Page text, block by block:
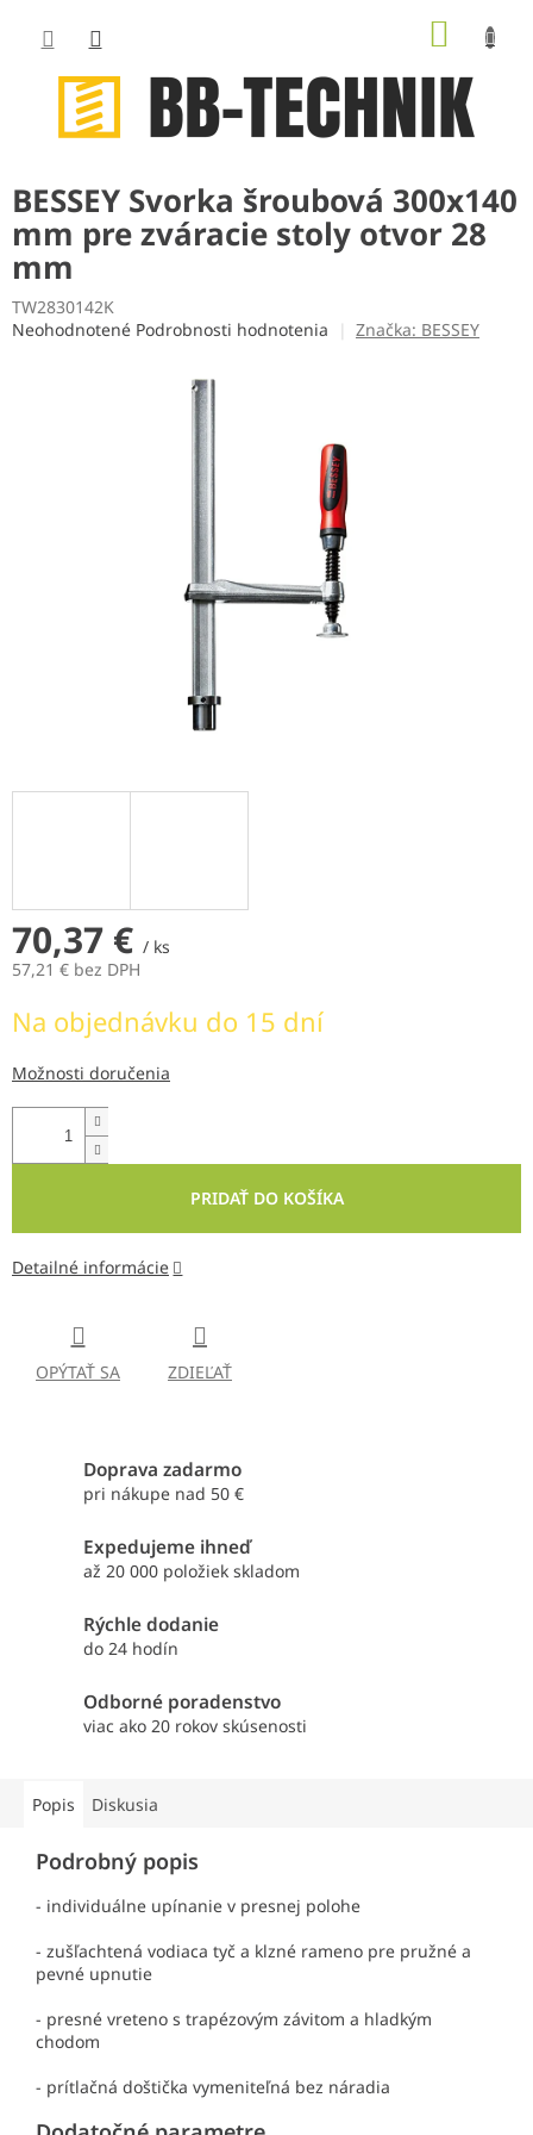
obsah
BESSEY Svorka šroubová 300x140
mm pre zváracie stoly otvor 28
mm
TW2830142K
Priemerné
Neohodnotené Podrobnosti hodnotenia Značka: BESSEY
70,37 € / ks
57,21 € bez DPH
cena:
Na objednávku do 15 dní
Možnosti doručenia
PRIDAŤ DO KOŠÍKA
Detailné informácie
OPÝTAŤ SA ZDIEĽAŤ
Doprava zadarmo
pri nákupe nad 50 €
Expedujeme ihneď
až 20 000 položiek skladom
Rýchle dodanie
do 24 hodín
Odborné poradenstvo
viac ako 20 rokov skúsenosti
Popis Diskusia
Podrobný popis
- individuálne upínanie v presnej polohe
- zušľachtená vodiaca tyč a klzné rameno pre pružné a
pevné upnutie
- presné vreteno s trapézovým závitom a hladkým
chodom
- prítlačná doštička vymeniteľná bez náradia